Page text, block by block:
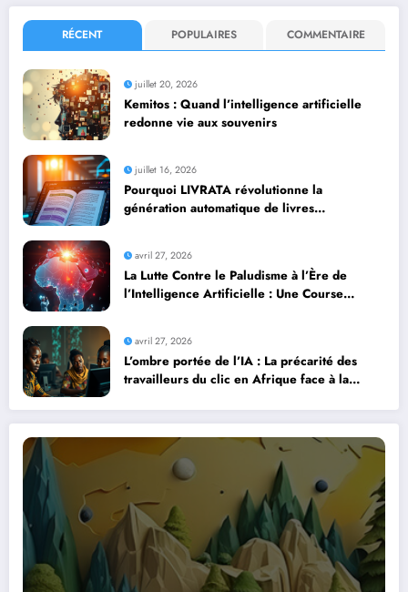
RÉCENT POPULAIRES COMMENTAIRE
juillet 20, 2026
Kemitos : Quand l’intelligence artificielle
redonne vie aux souvenirs
juillet 16, 2026
Pourquoi LIVRATA révolutionne la
génération automatique de livres
avril 27, 2026
La Lutte Contre le Paludisme à l’Ère de
l’Intelligence Artificielle : Une Course
avril 27, 2026
L’ombre portée de l’IA : La précarité des
travailleurs du clic en Afrique face à la